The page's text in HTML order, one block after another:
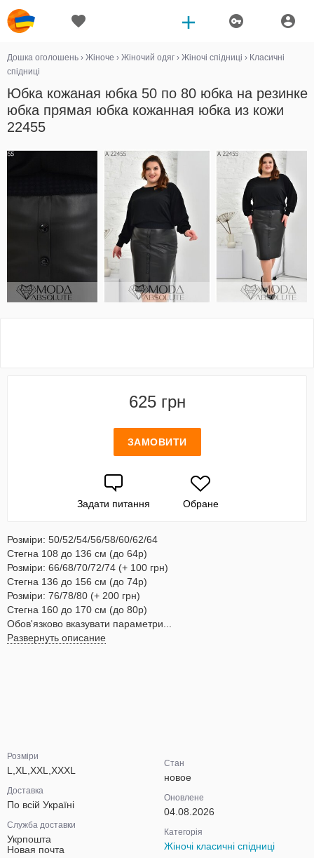
Дошка оголошень › Жіноче › Жіночий одяг › Жіночі спідниці › Класичні
спідниці
Юбка кожаная юбка 50 по 80 юбка на резинке
юбка прямая юбка кожанная юбка из кожи
22455
625 грн
ЗАМОВИТИ
Задати питання Обране
Розміри: 50/52/54/56/58/60/62/64
Стегна 108 до 136 см (до 64р)
Розміри: 66/68/70/72/74 (+ 100 грн)
Стегна 136 до 156 см (до 74р)
Розміри: 76/78/80 (+ 200 грн)
Стегна 160 до 170 см (до 80р)
Обов'язково вказувати параметри...
Развернуть описание
Розміри
L,XL,XXL,XXXL
Доставка
По всій Україні
Служба доставки
Укрпошта
Новая почта
Стан
новое
Оновлене
04.08.2026
Категорія
Жіночі класичні спідниці